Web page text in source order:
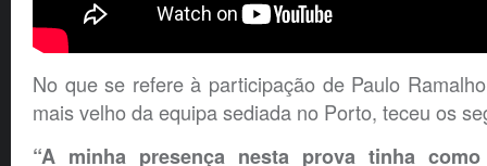
No que se refere à participação de Paulo
mais velho da equipa sediada no Porto, teceu os
“A minha presença nesta prova tinha